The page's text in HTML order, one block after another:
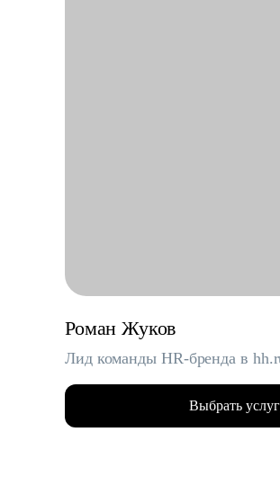
Роман Жуков
Лид команды HR-бренда в
Выбрать